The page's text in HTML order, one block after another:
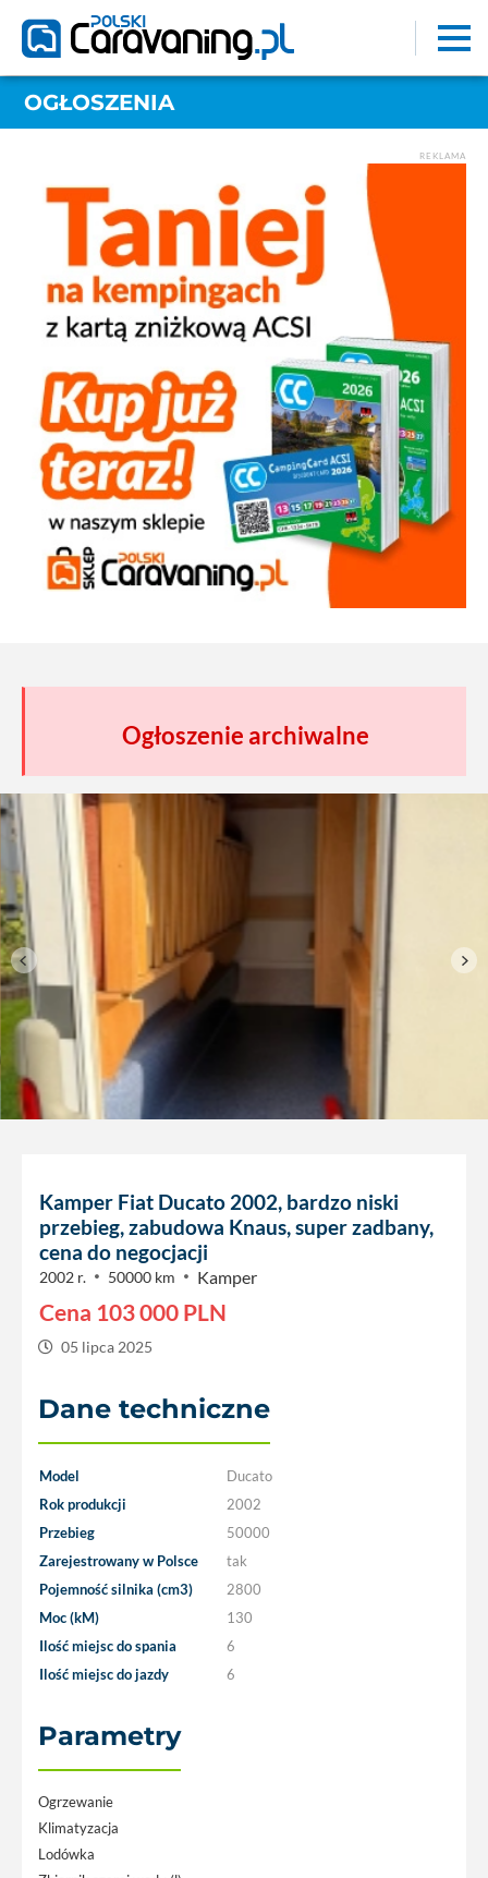
OGŁOSZENIA
REKLAMA
Ogłoszenie archiwalne
Kamper Fiat Ducato 2002, bardzo niski
przebieg, zabudowa Knaus, super zadbany,
cena do negocjacji
2002 r. 50000 km Kamper
Cena 103 000 PLN
05 lipca 2025
Dane techniczne
Model
Ducato
Rok produkcji
2002
Przebieg
50000
Zarejestrowany w Polsce
tak
Pojemność silnika (cm3)
2800
Moc (kM)
130
Ilość miejsc do spania
6
Ilość miejsc do jazdy
6
Parametry
Ogrzewanie
Klimatyzacja
Lodówka